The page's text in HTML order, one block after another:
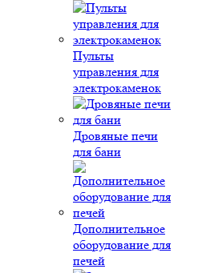
Пульты
управления для
электрокаменок
Дровяные печи
для бани
Дополнительное
оборудование для
печей